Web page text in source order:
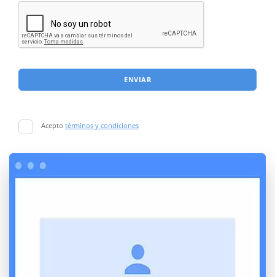
ENVIAR
Acepto términos y condiciones